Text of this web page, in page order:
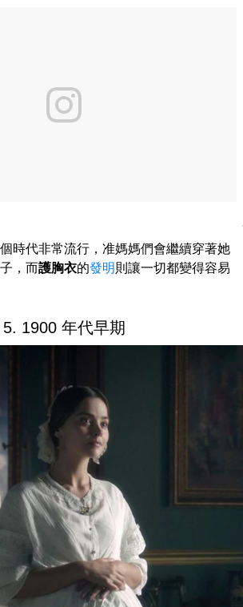
時代非常流行，准媽媽們會繼續穿著她
，而護胸衣的發明則讓一切都變得容易
5. 1900 年代早期